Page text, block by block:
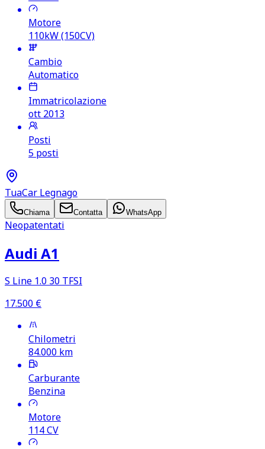
Motore
110kW (150CV)
Cambio
Automatico
Immatricolazione
ott 2013
Posti
5 posti
TuaCar Legnago
Chiama Contatta WhatsApp
Neopatentati
Audi A1
S Line 1.0 30 TFSI
17.500 €
Chilometri
84.000 km
Carburante
Benzina
Motore
114CV